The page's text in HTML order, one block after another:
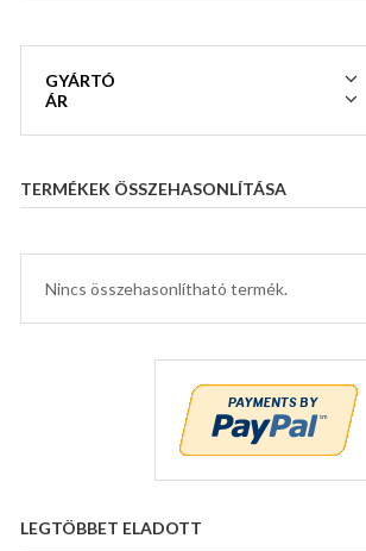
GYÁRTÓ
ÁR
TERMÉKEK ÖSSZEHASONLÍTÁSA
Nincs összehasonlítható termék.
LEGTÖBBET ELADOTT